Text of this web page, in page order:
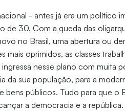
- antes já era um político
de 30. Com a queda das
no Brasil, uma abertura ou
oprimidos, as classes
nesse plano com muita
da sua população, para a
bens públicos. Tudo para que o
a democracia e a república.